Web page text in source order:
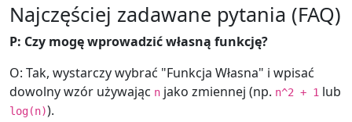
Najczęściej zadawane pytania (FAQ)
P: Czy mogę wprowadzić własną funkcję?
O: Tak, wystarczy wybrać "Funkcja Własna" i wpisać
dowolny wzór używając n jako zmiennej (np. n^2 + 1 lub
log(n)).